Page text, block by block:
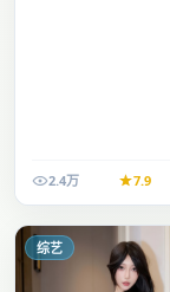
2.4万 7.9
综艺